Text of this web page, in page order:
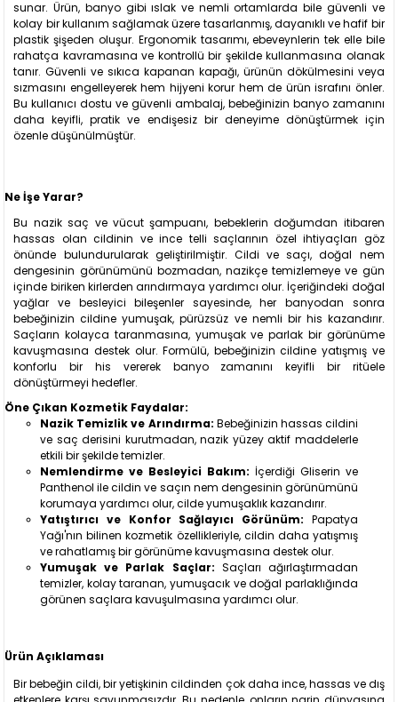
sunar. Ürün, banyo gibi ıslak ve nemli ortamlarda bile güvenli ve
kolay bir kullanım sağlamak üzere tasarlanmış, dayanıklı ve hafif bir
plastik şişeden oluşur. Ergonomik tasarımı, ebeveynlerin tek elle bile
rahatça kavramasına ve kontrollü bir şekilde kullanmasına olanak
tanır. Güvenli ve sıkıca kapanan kapağı, ürünün dökülmesini veya
sızmasını engelleyerek hem hijyeni korur hem de ürün israfını önler.
Bu kullanıcı dostu ve güvenli ambalaj, bebeğinizin banyo zamanını
daha keyifli, pratik ve endişesiz bir deneyime dönüştürmek için
özenle düşünülmüştür.
Ne İşe Yarar?
Bu nazik saç ve vücut şampuanı, bebeklerin doğumdan itibaren
hassas olan cildinin ve ince telli saçlarının özel ihtiyaçları göz
önünde bulundurularak geliştirilmiştir. Cildi ve saçı, doğal nem
dengesinin görünümünü bozmadan, nazikçe temizlemeye ve gün
içinde biriken kirlerden arındırmaya yardımcı olur. İçeriğindeki doğal
yağlar ve besleyici bileşenler sayesinde, her banyodan sonra
bebeğinizin cildine yumuşak, pürüzsüz ve nemli bir his kazandırır.
Saçların kolayca taranmasına, yumuşak ve parlak bir görünüme
kavuşmasına destek olur. Formülü, bebeğinizin cildine yatışmış ve
konforlu bir his vererek banyo zamanını keyifli bir ritüele
dönüştürmeyi hedefler.
Öne Çıkan Kozmetik Faydalar:
Nazik Temizlik ve Arındırma: Bebeğinizin hassas cildini
ve saç derisini kurutmadan, nazik yüzey aktif maddelerle
etkili bir şekilde temizler.
Nemlendirme ve Besleyici Bakım: İçerdiği Gliserin ve
Panthenol ile cildin ve saçın nem dengesinin görünümünü
korumaya yardımcı olur, cilde yumuşaklık kazandırır.
Yatıştırıcı ve Konfor Sağlayıcı Görünüm: Papatya
Yağı'nın bilinen kozmetik özellikleriyle, cildin daha yatışmış
ve rahatlamış bir görünüme kavuşmasına destek olur.
Yumuşak ve Parlak Saçlar: Saçları ağırlaştırmadan
temizler, kolay taranan, yumuşacık ve doğal parlaklığında
görünen saçlara kavuşulmasına yardımcı olur.
Ürün Açıklaması
Bir bebeğin cildi, bir yetişkinin cildinden çok daha ince, hassas ve dış